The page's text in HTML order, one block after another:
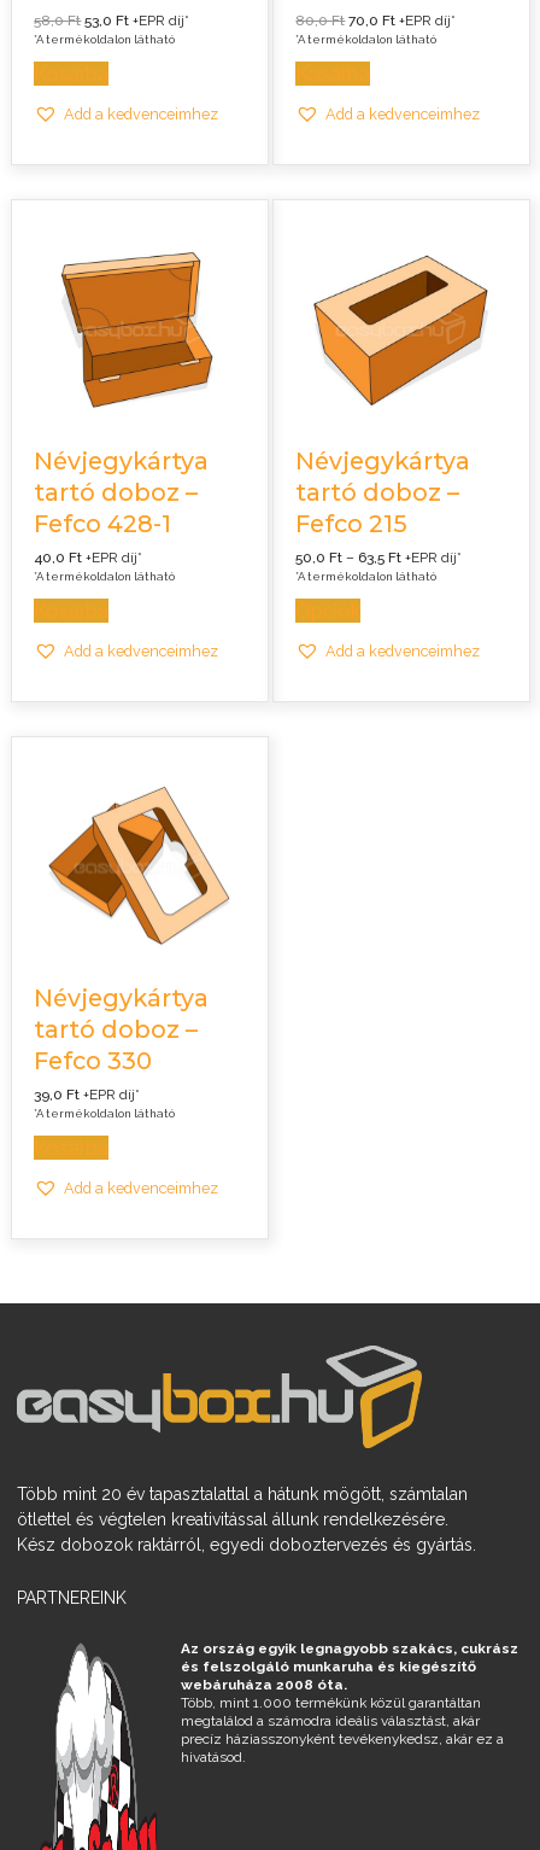
58,0FtOriginal
price
was:
58,0 Ft.
53,0FtCurrent
price
is:
+EPR díj*
*A termékoldalon látható
Kosárba
Add a kedvenceimhez
80,0FtOriginal
price
was:
80,0 Ft.
70,0FtCurrent
price
is:
+EPR díj*
*A termékoldalon látható
Kosárba
Add a kedvenceimhez
Névjegykártya
tartó doboz –
Fefco 428-1
40,0Ft +EPR díj*
*A termékoldalon látható
Kosárba
Add a kedvenceimhez
Névjegykártya
tartó doboz –
Fefco 215
50,0Ft – 63,5FtÁrtartomány:
50,0 Ft
-
+EPR díj*
*A termékoldalon látható
Opciók
Add a kedvenceimhez
Névjegykártya
tartó doboz –
Fefco 330
39,0Ft +EPR díj*
*A termékoldalon látható
Kosárba
Add a kedvenceimhez
Több mint 20 év tapasztalattal a hátunk mögött, számtalan
ötlettel és végtelen kreativitással állunk rendelkezésére.
Kész dobozok raktárról, egyedi doboztervezés és gyártás.
PARTNEREINK
Az ország egyik legnagyobb szakács, cukrász
és felszolgáló munkaruha és kiegészítő
webáruháza 2008 óta.
Több, mint 1.000 termékünk közül garantáltan
megtalálod a számodra ideális választást, akár
precíz háziasszonyként tevékenykedsz, akár ez a
hivatásod.